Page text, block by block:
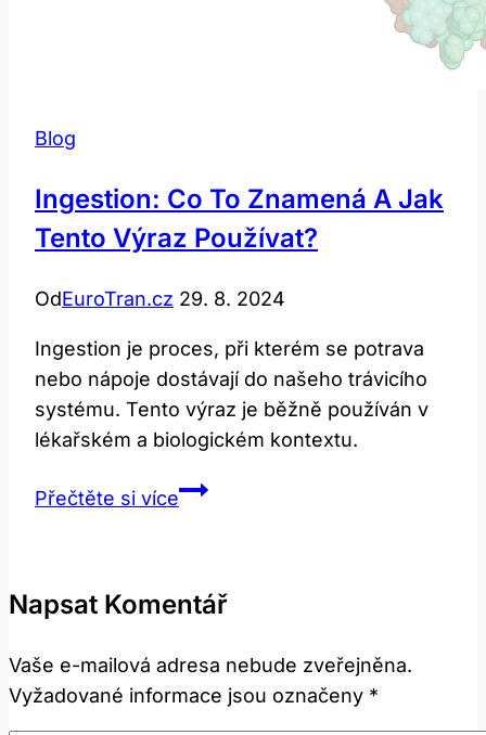
Blog
Ingestion: Co To Znamená A Jak
Tento Výraz Používat?
OdEuroTran.cz 29. 8. 2024
Ingestion je proces, při kterém se potrava
nebo nápoje dostávají do našeho trávicího
systému. Tento výraz je běžně používán v
lékařském a biologickém kontextu.
Přečtěte si víceIngestion:
a
Tento
Výraz
Napsat Komentář
Vaše e-mailová adresa nebude zveřejněna.
Vyžadované informace jsou označeny *